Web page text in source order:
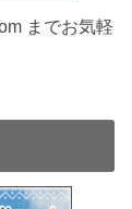
までお気軽